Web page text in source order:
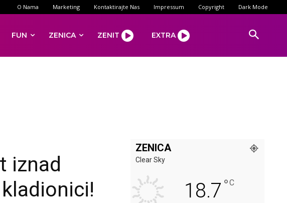
O Nama Marketing Kontaktirajte Nas Impressum Copyright Dark Mode
FUN ZENICA ZENIT EXTRA
iznad
ZENICA
Clear Sky
18.7 °C